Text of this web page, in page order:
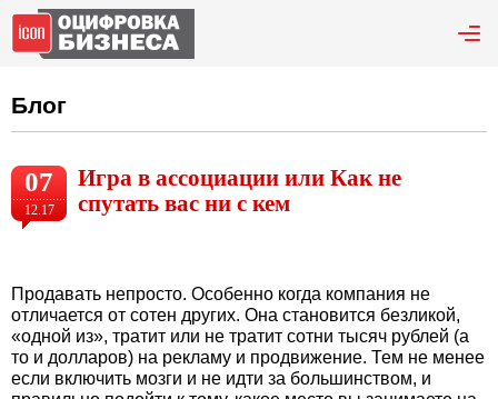
Блог
07
12.17
Игра в ассоциации или Как не
спутать вас ни с кем
Продавать непросто. Особенно когда компания не
отличается от сотен других. Она становится безликой,
«одной из», тратит или не тратит сотни тысяч рублей (а
то и долларов) на рекламу и продвижение. Тем не менее
если включить мозги и не идти за большинством, и